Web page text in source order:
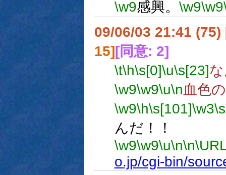
\w9感興。 \w9\w9
09/06/03 21:41 (75)
15] [同意: 2]
\t\h\s[0]\u\s[23]
\w9\w9\u\n血色
\w9\h\s[101]\w3
んだ！！
\w9\w9\u\n\n
o.jp/cgi-bin/